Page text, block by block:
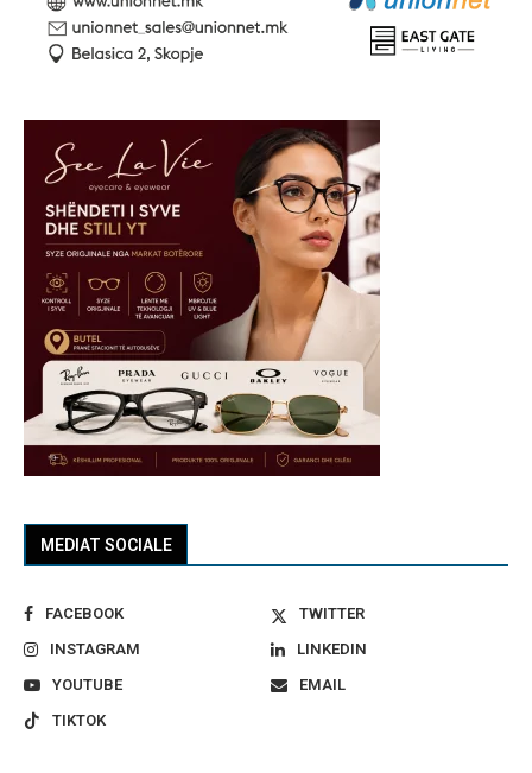
MEDIAT SOCIALE
FACEBOOK
TWITTER
INSTAGRAM
LINKEDIN
YOUTUBE
EMAIL
TIKTOK